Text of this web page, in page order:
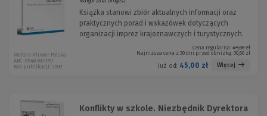
Książka stanowi zbiór aktualnych informacji oraz
praktycznych porad i wskazówek dotyczących
organizacji imprez krajoznawczych i turystycznych.
Cena regularna: 45,00 zł
Najniższa cena z 30 dni przed obniżką: 30,60 zł
Już od: 45,00 zł Więcej
Wolters Kluwer Polska
ABC-0548 W01P01
Rok publikacji: 2009
Konflikty w szkole. Niezbędnik Dyrektora